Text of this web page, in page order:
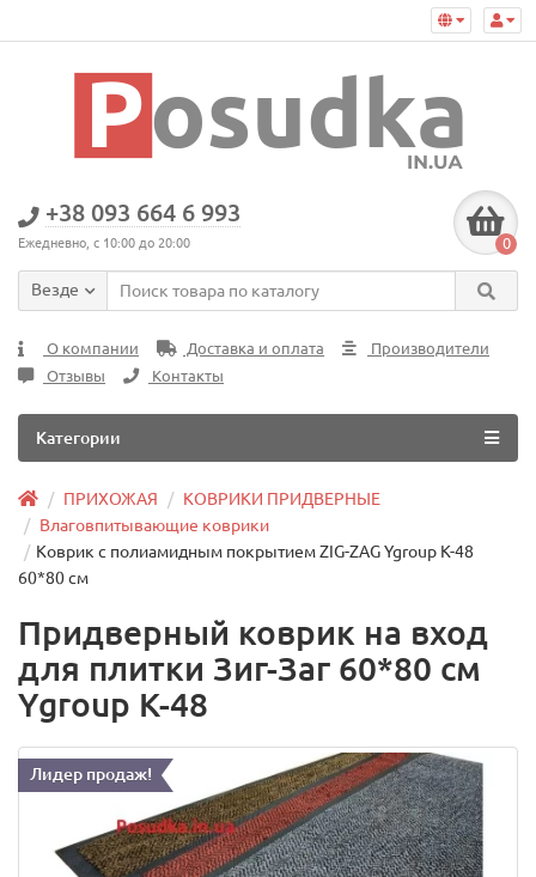
+38 093 664 6 993
Ежедневно, с 10:00 до 20:00 0
Везде
О компании Доставка и оплата
Производители
Отзывы
Контакты
Категории
ПРИХОЖАЯ
КОВРИКИ ПРИДВЕРНЫЕ
Влаговпитывающие коврики
Коврик с полиамидным покрытием ZIG-ZAG Ygroup K-48
60*80 см
Придверный коврик на вход
для плитки Зиг-Заг 60*80 см
Ygroup K-48
Лидер продаж!